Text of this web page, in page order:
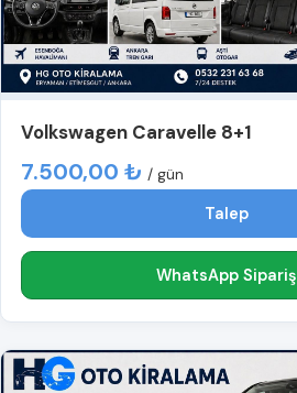
Volkswagen Caravelle 8+1
7.500,00 ₺ / gün
Talep
WhatsApp Sipariş